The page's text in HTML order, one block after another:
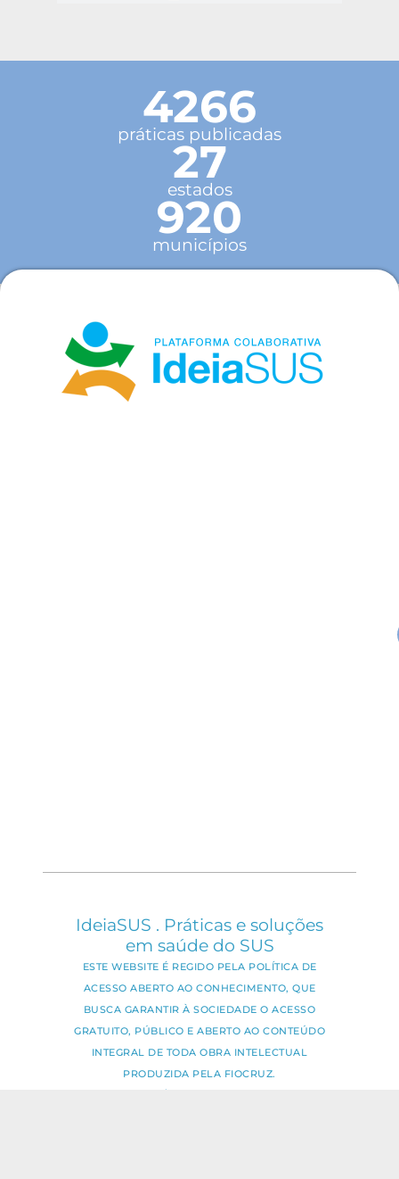
4266
práticas publicadas
27
estados
920
municípios
IdeiaSUS . Práticas e soluções
em saúde do SUS
ESTE WEBSITE É REGIDO PELA POLÍTICA DE
ACESSO ABERTO AO CONHECIMENTO, QUE
BUSCA GARANTIR À SOCIEDADE O ACESSO
GRATUITO, PÚBLICO E ABERTO AO CONTEÚDO
INTEGRAL DE TODA OBRA INTELECTUAL
PRODUZIDA PELA FIOCRUZ.
Fale Conosco: